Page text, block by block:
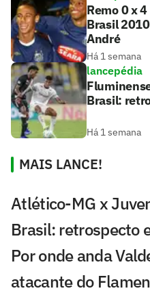
Remo 0 x
Brasil
André
Há 1 semana
lancepédia
Brasil:
Há 1 semana
MAIS LANCE!
Atlético-MG x
Brasil: retrospecto
Por onde anda
atacante do